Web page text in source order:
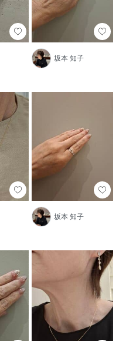
坂本 知子
坂本 知子